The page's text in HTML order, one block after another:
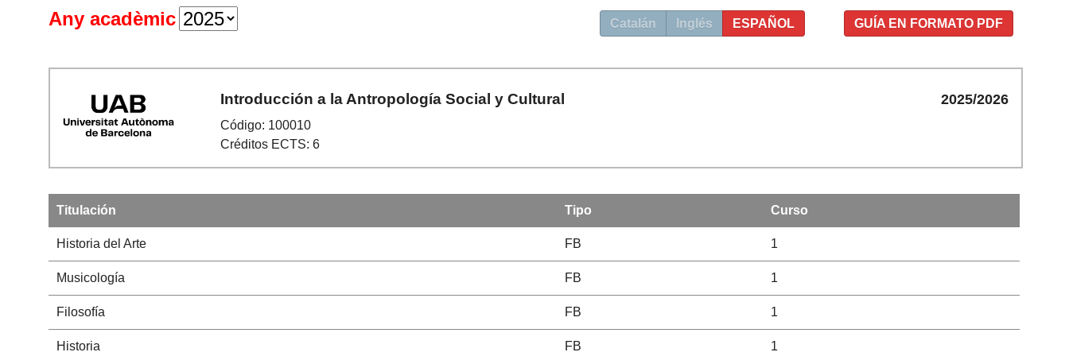
GUÍA EN FORMATO PDF
Catalán Inglés ESPAÑOL
Any acadèmic
Introducción a la Antropología Social y Cultural
Código: 100010
Créditos ECTS: 6
2025/2026
Titulación Tipo Curso
Historia del Arte FB 1
Musicología FB 1
Filosofía FB 1
Historia FB 1